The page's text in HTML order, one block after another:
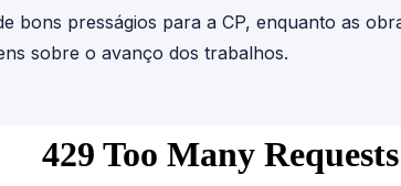
bons presságios para a CP, enquanto as
sobre o avanço dos trabalhos.